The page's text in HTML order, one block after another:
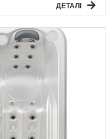
ДЕТАЛІ